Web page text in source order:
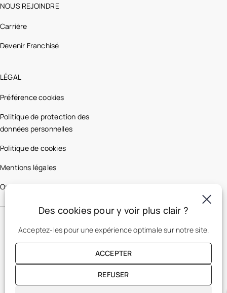
NOUS REJOINDRE
Carrière
Devenir Franchisé
LÉGAL
Préférence cookies
Politique de protection des
données personnelles
Politique de cookies
Mentions légales
Optic 2000 France
Des cookies pour y voir plus clair ?
Acceptez-les pour une expérience optimale sur notre site.
ACCEPTER
REFUSER